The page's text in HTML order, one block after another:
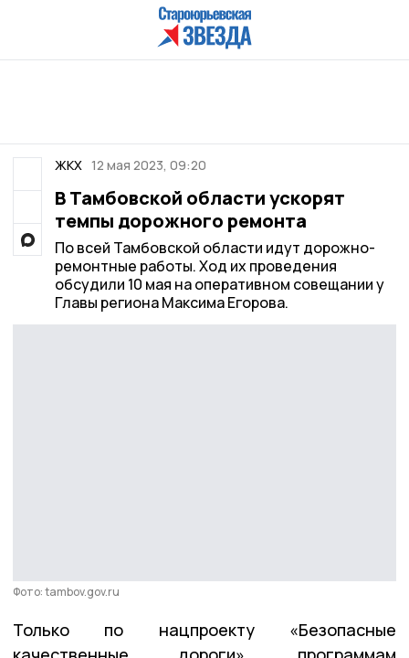
ЖКХ 12 мая 2023, 09:20
В Тамбовской области ускорят
темпы дорожного ремонта
По всей Тамбовской области идут дорожно-
ремонтные работы. Ход их проведения
обсудили 10 мая на оперативном совещании у
Главы региона Максима Егорова.
Фото: tambov.gov.ru
Только по нацпроекту «Безопасные